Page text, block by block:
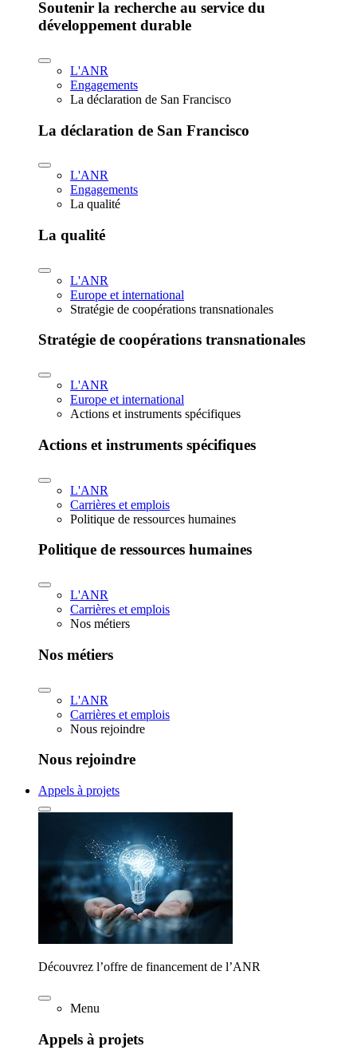
Soutenir la recherche au service du
développement durable
L'ANR
Engagements
La déclaration de San Francisco
La déclaration de San Francisco
L'ANR
Engagements
La qualité
La qualité
L'ANR
Europe et international
Stratégie de coopérations transnationales
Stratégie de coopérations transnationales
L'ANR
Europe et international
Actions et instruments spécifiques
Actions et instruments spécifiques
L'ANR
Carrières et emplois
Politique de ressources humaines
Politique de ressources humaines
L'ANR
Carrières et emplois
Nos métiers
Nos métiers
L'ANR
Carrières et emplois
Nous rejoindre
Nous rejoindre
Appels à projets
Découvrez l’offre de financement de l’ANR
Menu
Appels à projets